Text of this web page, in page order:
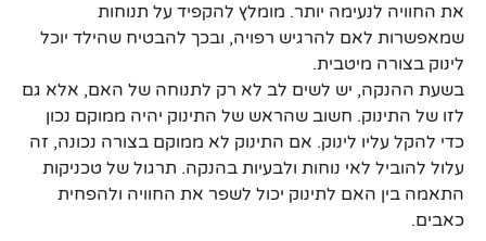
את החוויה לנעימה יותר. מומלץ להקפיד על תנוחות
שמאפשרות לאם להרגיש רפויה, ובכך להבטיח שהילד יוכל
לינוק בצורה מיטבית.
בשעת ההנקה, יש לשים לב לא רק לתנוחה של האם, אלא גם
לזו של התינוק. חשוב שהראש של התינוק יהיה ממוקם נכון
כדי להקל עליו לינוק. אם התינוק לא ממוקם בצורה נכונה, זה
עלול להוביל לאי נוחות ולבעיות בהנקה. תרגול של טכניקות
התאמה בין האם לתינוק יכול לשפר את החוויה ולהפחית
כאבים.